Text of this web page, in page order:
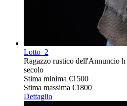
Lotto 2
Ragazzo rustico dell'Annuncio
secolo
Stima minima €1500
Stima massima €1800
Dettaglio